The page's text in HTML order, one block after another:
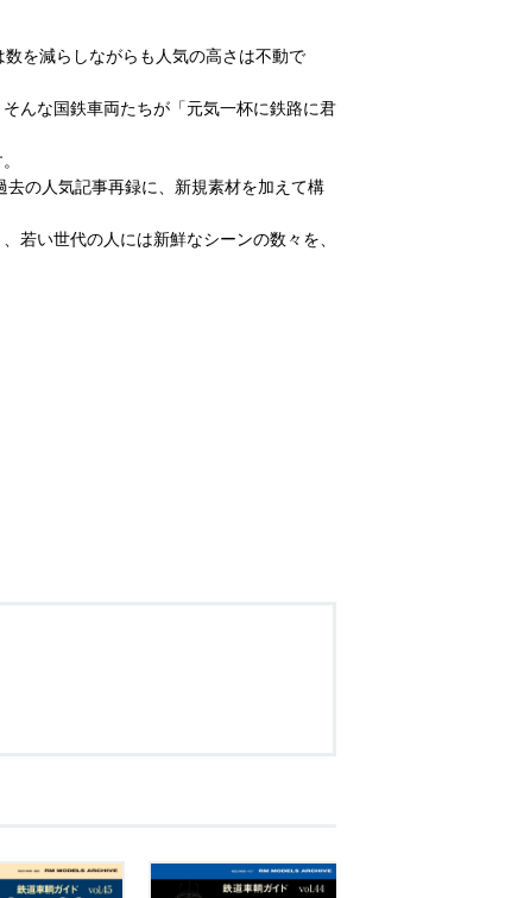
を減らしながらも人気の高さは不動で
んな国鉄車両たちが「元気一杯に鉄路に君
の人気記事再録に、新規素材を加えて構
若い世代の人には新鮮なシーンの数々を、